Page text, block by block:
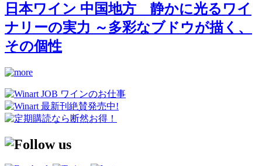
日本ワイン 中国地方 静かに光るワイ
ナリーの実力 ～多彩なブドウが描く、
その個性